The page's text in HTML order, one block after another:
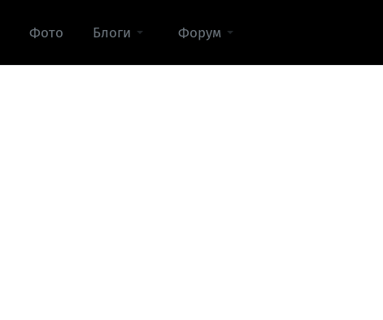
Фото Блоги Форум